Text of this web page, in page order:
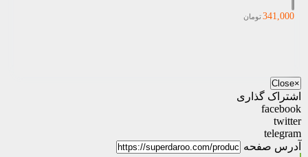
341,000تومان
×
Close
اشتراک گذاری
facebook
twitter
telegram
آدرس صفحه